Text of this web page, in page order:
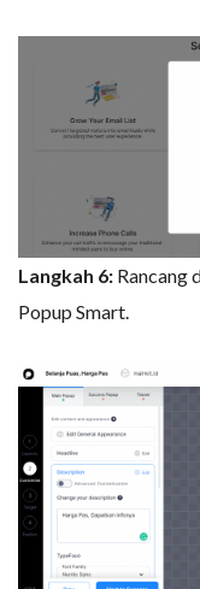
Langkah 6: Rancang
Popup Smart.